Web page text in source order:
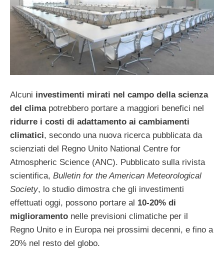
Alcuni investimenti mirati nel campo della scienza
del climapotrebbero portare a maggiori benefici nel
ridurre i costi di adattamento ai cambiamenti
climatici, secondo una nuova ricerca pubblicata da
scienziati del Regno Unito National Centre for
Atmospheric Science (ANC). Pubblicato sulla rivista
scientifica, Bulletin for the American Meteorological
Society, lo studio dimostra che gli investimenti
effettuati oggi, possono portare al 10-20% di
miglioramento nelle previsioni climatiche per il
Regno Unito e in Europa nei prossimi decenni, e fino a
20% nel resto del globo.